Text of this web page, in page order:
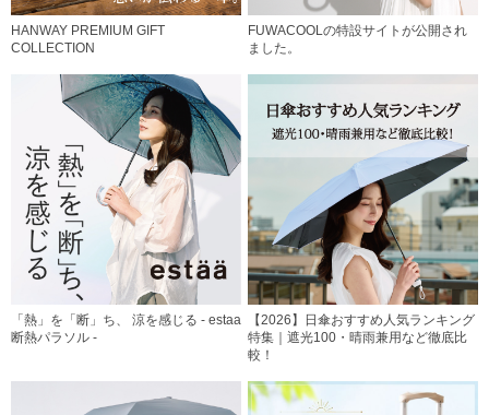
HANWAY PREMIUM GIFT
COLLECTION
FUWACOOLの特設サイトが公開され
ました。
「熱」を「断」ち、 涼を感じる - estaa
断熱パラソル -
【2026】日傘おすすめ人気ランキング
特集｜遮光100・晴雨兼用など徹底比
較！